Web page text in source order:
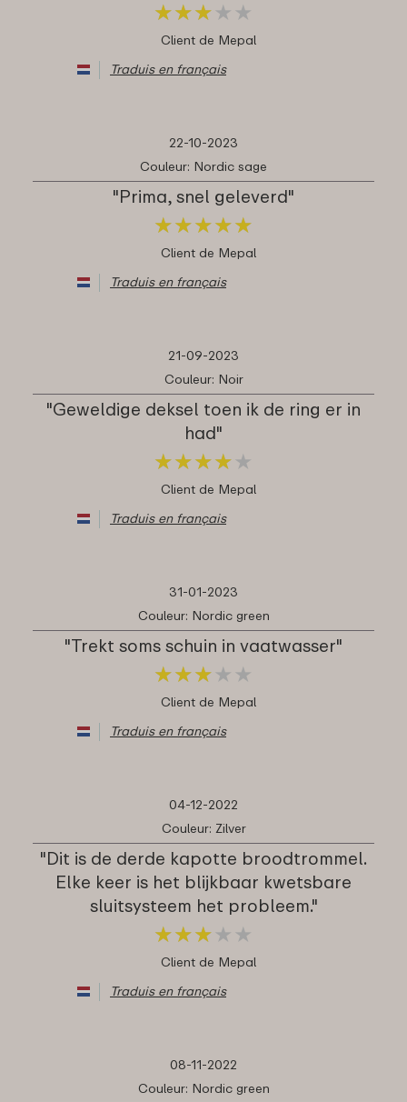
★★★ ★ ★
★★★ ★ ★
Client de Mepal
Traduis en français
22-10-2023
Couleur: Nordic sage
"Prima, snel geleverd"
★★★★★
★★★★★
Client de Mepal
Traduis en français
21-09-2023
Couleur: Noir
"Geweldige deksel toen ik de ring er in
had"
★★★★ ★
★★★★ ★
Client de Mepal
Traduis en français
31-01-2023
Couleur: Nordic green
"Trekt soms schuin in vaatwasser"
★★★ ★ ★
★★★ ★ ★
Client de Mepal
Traduis en français
04-12-2022
Couleur: Zilver
"Dit is de derde kapotte broodtrommel.
Elke keer is het blijkbaar kwetsbare
sluitsysteem het probleem."
★★★ ★ ★
★★★ ★ ★
Client de Mepal
Traduis en français
08-11-2022
Couleur: Nordic green